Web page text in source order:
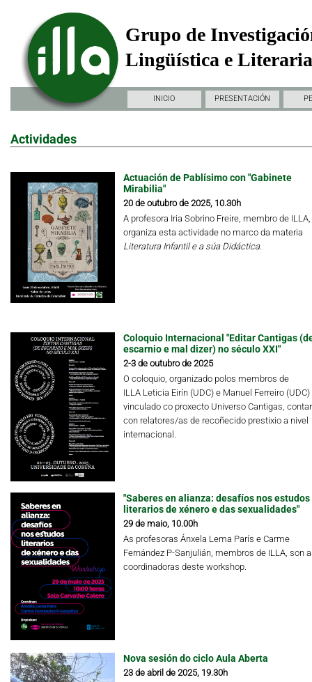
Grupo de
Lingüística e
INICIO PRESENTACIÓN
Actividades
Actuación de Pablísimo con "Gabinete
Mirabilia"
20 de outubro de 2025, 10.30h
A profesora Iria Sobrino Freire, membro de ILLA,
organiza esta actividade no marco da materia
Literatura Infantil e a súa Didáctica.
Coloquio Internacional "Editar Cantigas
escarnio e mal dizer) no século XXI"
2-3 de outubro de 2025
O coloquio, organizado polos membros de
ILLA Leticia Eirín (UDC) e Manuel Ferreiro (UDC)
vinculado co proxecto Universo Cantigas,
con relatores/as de recoñecido prestixio a nivel
internacional.
"Saberes en alianza: desafíos nos estudos
literarios de xénero e das sexualidades"
29 de maio, 10.00h
As profesoras Ánxela Lema París e Carme
Fernández P-Sanjulián, membros de ILLA, son
coordinadoras deste workshop.
Nova sesión do ciclo Aula Aberta
23 de abril de 2025, 19.30h